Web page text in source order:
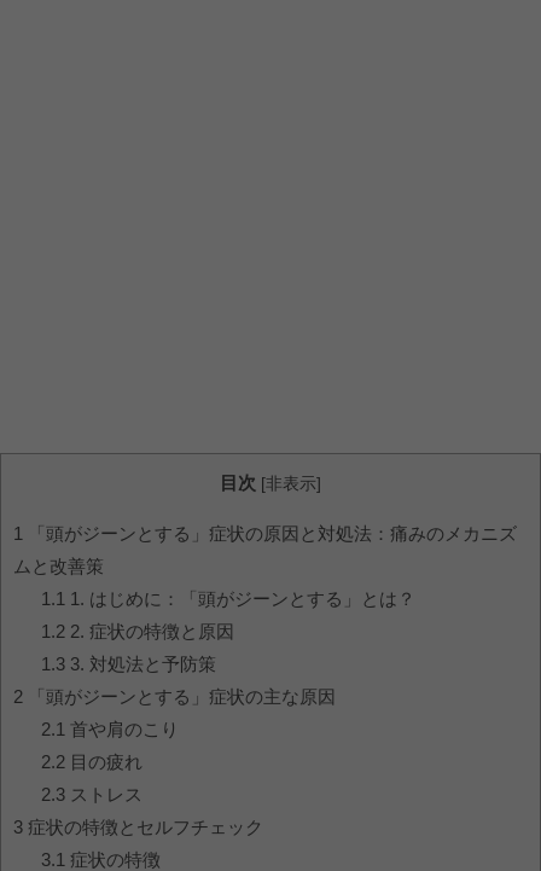
目次 [非表示]
1
「頭がジーンとする」症状の原因と対処法：痛みのメカニズ
ムと改善策
1.1 1. はじめに：「頭がジーンとする」とは？
1.22. 症状の特徴と原因
1.33. 対処法と予防策
2 「頭がジーンとする」症状の主な原因
2.1 首や肩のこり
2.2目の疲れ
2.3ストレス
3 症状の特徴とセルフチェック
3.1 症状の特徴